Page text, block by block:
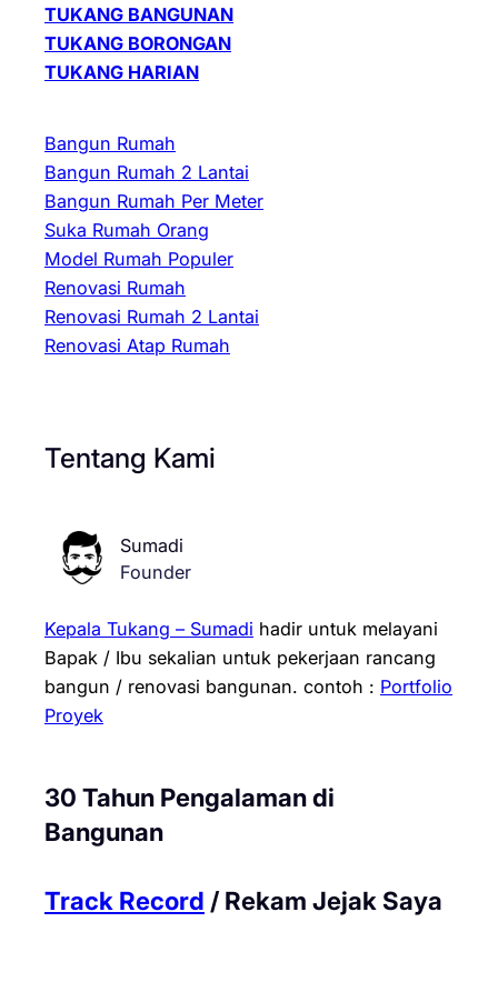
TUKANG BANGUNAN
TUKANG BORONGAN
TUKANG HARIAN
Bangun Rumah
Bangun Rumah 2 Lantai
Bangun Rumah Per Meter
Suka Rumah Orang
Model Rumah Populer
Renovasi Rumah
Renovasi Rumah 2 Lantai
Renovasi Atap Rumah
Tentang Kami
Sumadi
Founder
Kepala Tukang – Sumadi hadir untuk melayani
Bapak / Ibu sekalian untuk pekerjaan rancang
bangun / renovasi bangunan. contoh : Portfolio
Proyek
30 Tahun Pengalaman di
Bangunan
Track Record / Rekam Jejak Saya